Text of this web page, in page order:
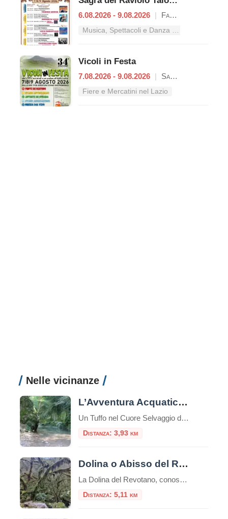
6.08.2026 - 9.08.2026 | Fara in Sabina
Vicoli in Festa
7.08.2026 - 9.08.2026 | Sant'Oreste
Fiere e Mercatini nel Lazio
Nelle vicinanze
L’Avventura Acquatica de “I 30 Guadi sul Farfa”
Un Tuffo nel Cuore Selvaggio della Sabina Un’escursione che è un’immersione totale nella natura, un percorso avventuroso con i piedi costantemente a mollo nelle acque limpide di uno dei fiumi più affascinanti del Lazio. L’itinerario conosciuto come “I 30 Guadi sul Farfa” (o, più propriamente, “dei 30 Guadi”) offre un’esperienza unica e rigenerante, snodandosi da […]
Distanza: 3,93 km
Dolina o Abisso del Revotano
La Dolina del Revotano, conosciuta anche come Abisso del Revotano, è una delle più spettacolari formazioni carsiche dell’Italia centrale, situata nei pressi del borgo medievale di Roccantica, in provincia di Rieti, nel cuore dei Monti Sabini. Un colosso carsico nel cuore del Lazio Il Revotano è una dolina di dimensioni eccezionali: larga circa 250–300 metri […]
Distanza: 5,11 km